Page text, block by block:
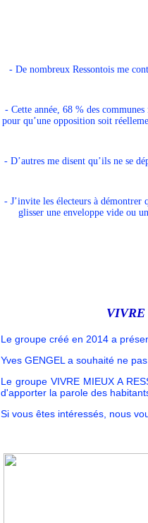
- De nombreux Ressontois me
- Cette année, 68 % des
pour qu’une opposition soit
- D’autres me disent qu’ils ne se
- J’invite les électeurs à démontrer
glisser une enveloppe vide ou
VIVRE
Le groupe créé en 2014 a
Yves GENGEL a souhaité ne
Le groupe VIVRE MIEUX A
d'apporter la parole des
Si vous êtes intéressés, nous